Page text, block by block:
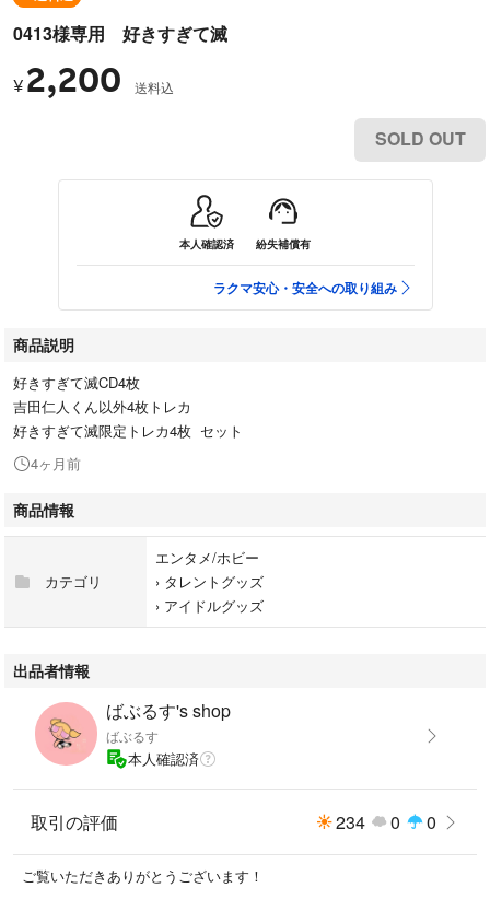
0413様専用 好きすぎて滅
¥ 2,200 送料込
SOLD OUT
本人確認済 紛失補償有
ラクマ安心・安全への取り組み
商品説明
好きすぎて滅CD4枚
吉田仁人くん以外4枚トレカ
好きすぎて滅限定トレカ4枚 セット
4ヶ月前
商品情報
カテゴリ
エンタメ/ホビー
› タレントグッズ
› アイドルグッズ
出品者情報
ばぶるす's shop
ばぶるす
本人確認済
取引の評価 234 0 0
ご覧いただきありがとうございます！